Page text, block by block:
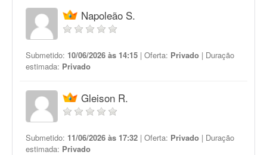
Napoleão S.
Submetido: 10/06/2026 às 14:15 | Oferta: Privado | Duração
estimada: Privado
Gleison R.
Submetido: 11/06/2026 às 17:32 | Oferta: Privado | Duração
estimada: Privado